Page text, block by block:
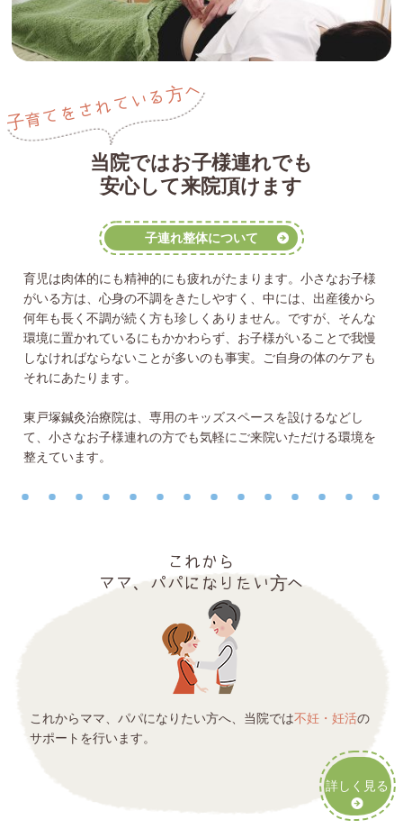
子育てをされている方へ
当院ではお子様連れでも
安心して来院頂けます
子連れ整体について
育児は肉体的にも精神的にも疲れがたまります。小さなお子様
がいる方は、心身の不調をきたしやすく、中には、出産後から
何年も長く不調が続く方も珍しくありません。ですが、そんな
環境に置かれているにもかかわらず、お子様がいることで我慢
しなければならないことが多いのも事実。ご自身の体のケアも
それにあたります。
東戸塚鍼灸治療院は、専用のキッズスペースを設けるなどし
て、小さなお子様連れの方でも気軽にご来院いただける環境を
整えています。
これから
ママ、パパになりたい方へ
これからママ、パパになりたい方へ、当院では不妊・妊活の
サポートを行います。
詳しく見る